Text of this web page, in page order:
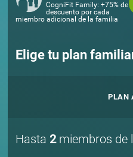
CogniFit Family: +75% de
descuento por cada
miembro adicional de la familia
Elige tu plan
PLAN
Hasta 2miembros de